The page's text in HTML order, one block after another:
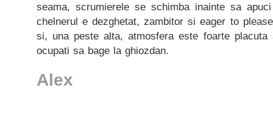
seama, scrumierele se schimba inainte sa
chelnerul e dezghetat, zambitor si eager to
si, una peste alta, atmosfera este foarte placuta
ocupati sa bage la ghiozdan.
Alex